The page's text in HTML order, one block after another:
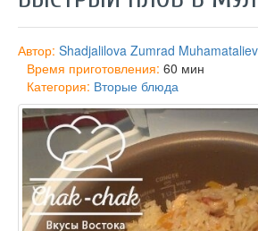
Автор: Shadjalilova Zumrad
Время приготовления: 60 мин
Категория: Вторые блюда